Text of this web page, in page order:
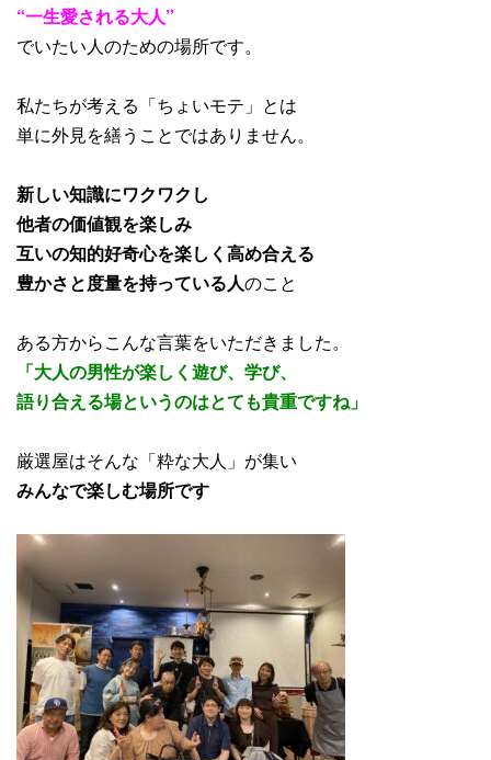
“一生愛される大人”
でいたい人のための場所です。
私たちが考える「ちょいモテ」とは
単に外見を繕うことではありません。
新しい知識にワクワクし
他者の価値観を楽しみ
互いの知的好奇心を楽しく高め合える
豊かさと度量を持っている人のこと
ある方からこんな言葉をいただきました。
「大人の男性が楽しく遊び、学び、
語り合える場というのはとても貴重ですね」
厳選屋はそんな「粋な大人」が集い
みんなで楽しむ場所です